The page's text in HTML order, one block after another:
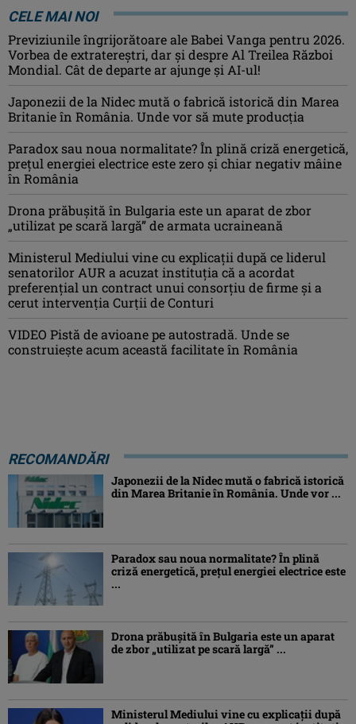
CELE MAI NOI
Previziunile îngrijorătoare ale Babei Vanga pentru 2026.
Vorbea de extratereștri, dar și despre Al Treilea Război
Mondial. Cât de departe ar ajunge și AI-ul!
Japonezii de la Nidec mută o fabrică istorică din Marea
Britanie în România. Unde vor să mute producția
Paradox sau noua normalitate? În plină criză energetică,
prețul energiei electrice este zero și chiar negativ mâine
în România
Drona prăbuşită în Bulgaria este un aparat de zbor
„utilizat pe scară largă” de armata ucraineană
Ministerul Mediului vine cu explicații după ce liderul
senatorilor AUR a acuzat instituția că a acordat
preferențial un contract unui consorțiu de firme și a
cerut intervenția Curții de Conturi
VIDEO Pistă de avioane pe autostradă. Unde se
construiește acum această facilitate în România
RECOMANDĂRI
Japonezii de la Nidec mută o fabrică istorică
din Marea Britanie în România. Unde vor ...
Paradox sau noua normalitate? În plină
criză energetică, prețul energiei electrice este
...
Drona prăbuşită în Bulgaria este un aparat
de zbor „utilizat pe scară largă” ...
Ministerul Mediului vine cu explicații după